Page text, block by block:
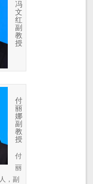
冯
文
红
副
教
授
付
丽
娜
副
教
授
付
丽
，副